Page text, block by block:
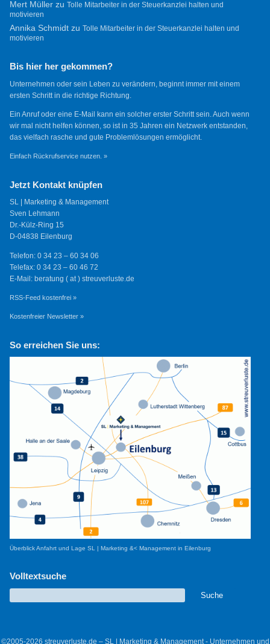
Mert Müllerzu Tolle Mitarbeiter in der Steuerkanzlei halten und
motivieren
Annika Schmidtzu Tolle Mitarbeiter in der Steuerkanzlei halten und
motivieren
Bis hier her gekommen?
Unternehmen oder sein Leben zu verändern, beginnt immer mit einem
ersten Schritt in die richtige Richtung.
Ein Anruf oder eine E-Mail kann ein solcher erster Schritt sein. Auch wenn
wir mal nicht helfen können, so ist in 35 Jahren ein Netzwerk entstanden,
das vielfach rasche und gute Problemlösungen ermöglicht.
Einfach Rückrufservice nutzen. »
Jetzt Kontakt knüpfen
SL | Marketing & Management
Sven Lehmann
Dr.-Külz-Ring 15
D-04838 Eilenburg
Telefon: 0 34 23 – 60 34 06
Telefax: 0 34 23 – 60 46 72
E-Mail: beratung ( at ) streuverluste.de
RSS-Feed kostenfrei »
Kostenfreier Newsletter »
So erreichen Sie uns:
Überblick Anfahrt und Lage SL | Marketing &< Management in Eilenburg
Volltextsuche
©2005-2026 streuverluste.de – SL | Marketing & Management - Unternehmen und